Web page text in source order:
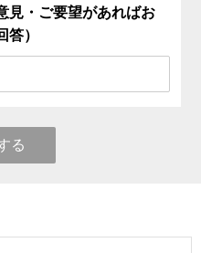
見・ご要望があればお
答）
る